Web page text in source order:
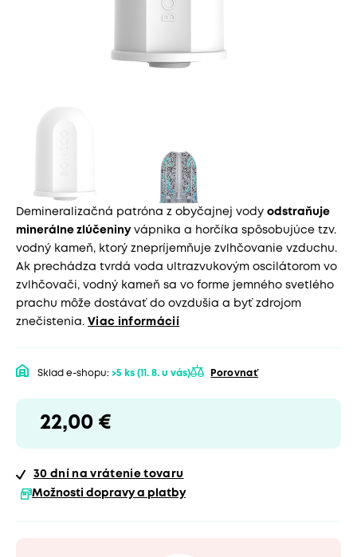
Demineralizačná patróna z obyčajnej vody odstraňuje
minerálne zlúčeninyvápnika a horčíka spôsobujúce tzv.
vodný kameň, ktorý znepríjemňuje zvlhčovanie vzduchu.
Ak prechádza tvrdá voda ultrazvukovým oscilátorom vo
zvlhčovači, vodný kameň sa vo forme jemného svetlého
prachu môže dostávať do ovzdušia a byť zdrojom
znečistenia. Viac informácií
Sklad e-shopu: >5 ks (11. 8. u vás) Porovnať
22,00 €
30 dní na vrátenie tovaru
Možnosti dopravy a platby